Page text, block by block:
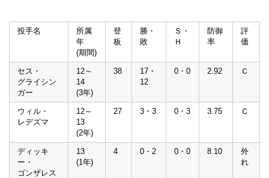
投手名
所属
年
(期間)
登
板
勝・
敗
Ｓ・
Ｈ
防御
率
評
価
セス・
グライシン
ガー
12～
14
(3年)
38
17・
12
0・0 2.92 Ｃ
ウィル・
レデズマ
12～
13
(2年)
27 3・3 0・3 3.75 Ｃ
ディッキ
ー・
ゴンザレス
13
(1年)
4 0・2 0・0 8.10
外
れ